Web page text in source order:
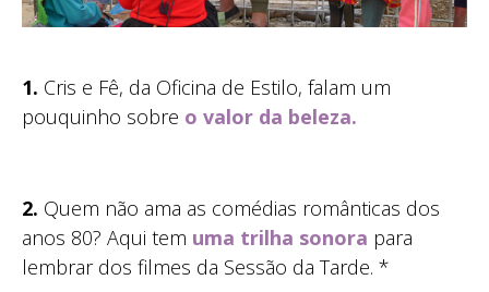
1. Cris e Fê, da Oficina de Estilo, falam um
pouquinho sobre o valor da beleza.
2. Quem não ama as comédias românticas dos
anos 80? Aqui tem uma trilha sonora para
lembrar dos filmes da Sessão da Tarde. *